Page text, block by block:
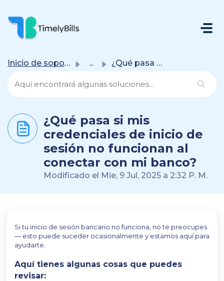
Saltar Al Contenido Principal
Inicio de soporte ... ¿Qué pasa si mis credenciales de inicio de sesión no func...
¿Qué pasa si mis
credenciales de inicio de
sesión no funcionan al
conectar con mi banco?
Modificado el Mie, 9 Jul, 2025 a 2:32 P. M.
Si tu inicio de sesión bancario no funciona, no te preocupes
— esto puede suceder ocasionalmente y estamos aquí para
ayudarte.
Aquí tienes algunas cosas que puedes
revisar: